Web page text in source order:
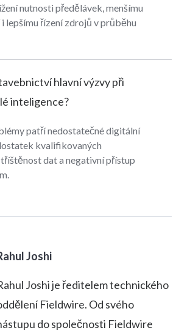
nutnosti předělávek, menšímu
lepšímu řízení zdrojů v průběhu
hlavní výzvy při
inteligence?
patří nedostatečné digitální
kvalifikovaných
dat a negativní přístup
Joshi
Joshi je ředitelem technického
Fieldwire. Od svého
do společnosti Fieldwire